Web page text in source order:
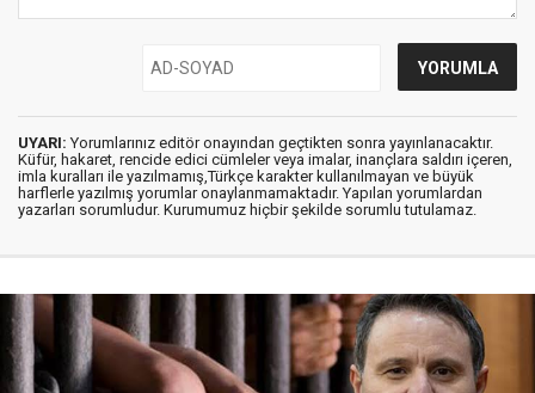
UYARI: Yorumlarınız editör onayından geçtikten sonra yayınlanacaktır.
Küfür, hakaret, rencide edici cümleler veya imalar, inançlara saldırı içeren,
imla kuralları ile yazılmamış,Türkçe karakter kullanılmayan ve büyük
harflerle yazılmış yorumlar onaylanmamaktadır. Yapılan yorumlardan
yazarları sorumludur. Kurumumuz hiçbir şekilde sorumlu tutulamaz.